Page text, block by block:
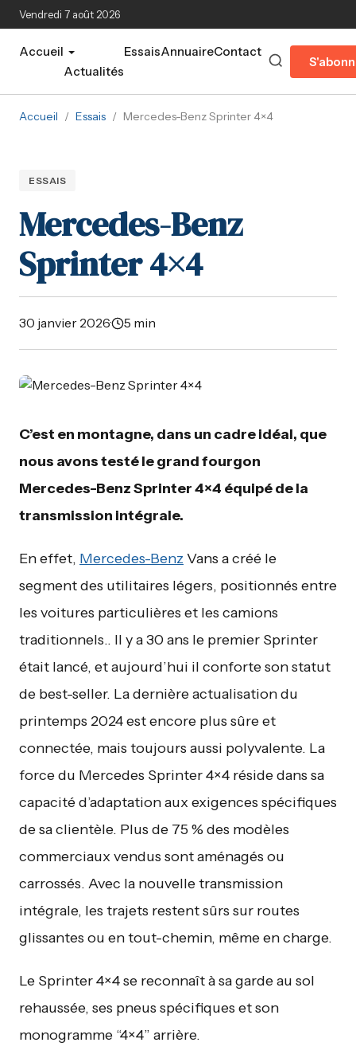
Aller au contenu principal
Vendredi 7 août 2026
Accueil
Actualités
EssaisAnnuaireContact
Accueil / Essais / Mercedes-Benz Sprinter 4×4
ESSAIS
Mercedes-Benz
Sprinter 4×4
30 janvier 2026· 5 min
C’est en montagne, dans un cadre idéal, que
nous avons testé le grand fourgon
Mercedes-Benz Sprinter 4×4 équipé de la
transmission intégrale.
En effet, Mercedes-Benz Vans a créé le
segment des utilitaires légers, positionnés entre
les voitures particulières et les camions
traditionnels.. Il y a 30 ans le premier Sprinter
était lancé, et aujourd’hui il conforte son statut
de best-seller. La dernière actualisation du
printemps 2024 est encore plus sûre et
connectée, mais toujours aussi polyvalente. La
force du Mercedes Sprinter 4×4 réside dans sa
capacité d’adaptation aux exigences spécifiques
de sa clientèle. Plus de 75 % des modèles
commerciaux vendus sont aménagés ou
carrossés. Avec la nouvelle transmission
intégrale, les trajets restent sûrs sur routes
glissantes ou en tout-chemin, même en charge.
Le Sprinter 4×4 se reconnaît à sa garde au sol
rehaussée, ses pneus spécifiques et son
monogramme “4×4” arrière.